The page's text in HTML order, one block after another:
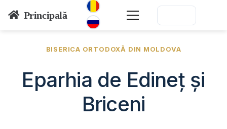
Principală
BISERICA ORTODOXĂ DIN MOLDOVA
Eparhia de Edineț și
Briceni